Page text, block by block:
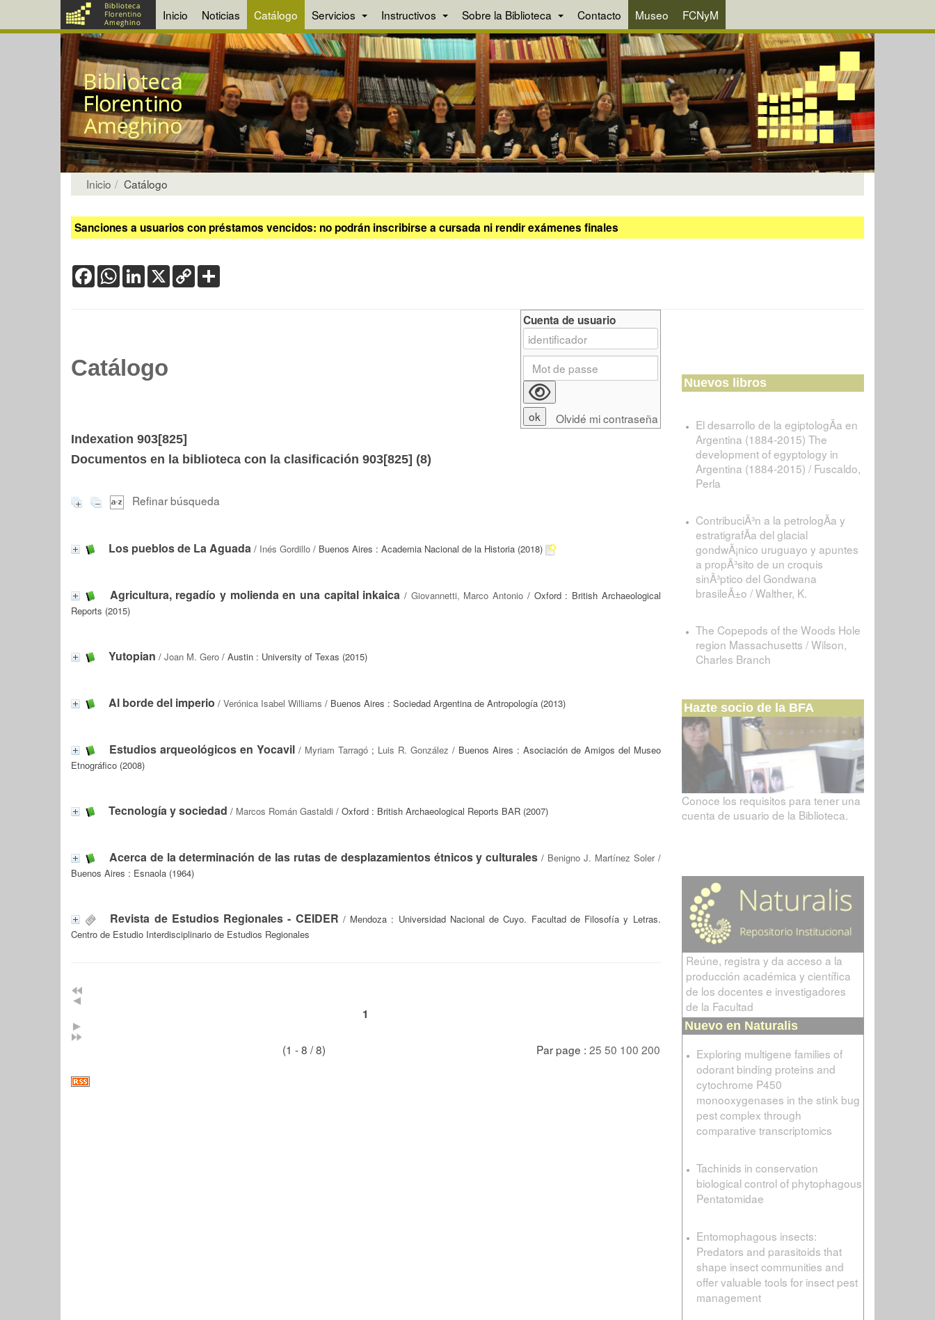
Inicio Noticias Catálogo Servicios Instructivos Sobre la Biblioteca Contacto Museo FCNyM
Inicio Catálogo
Sanciones a usuarios con préstamos vencidos: no podrán inscribirse a cursada ni rendir exámenes finales
FacebookWhatsApp
LinkedIn
X Copy
Link
Catálogo
Indexation 903[825]
Documentos en la biblioteca con la clasificación 903[825] (8)
Refinar búsqueda
Los pueblos de La Aguada / Inés Gordillo / Buenos Aires : Academia Nacional de la Historia (2018)
Agricultura, regadío y molienda en una capital inkaica / Giovannetti, Marco Antonio / Oxford : British Archaeological
Reports (2015)
Yutopian / Joan M. Gero / Austin : University of Texas (2015)
Al borde del imperio / Verónica Isabel Williams / Buenos Aires : Sociedad Argentina de Antropología (2013)
Estudios arqueológicos en Yocavil/ Myriam Tarragó; Luis R. González / Buenos Aires : Asociación de Amigos del Museo
Etnográfico (2008)
Tecnología y sociedad / Marcos Román Gastaldi / Oxford : British Archaeological Reports BAR (2007)
Acerca de la determinación de las rutas de desplazamientos étnicos y culturales / Benigno J. Martínez Soler/
Buenos Aires : Esnaola (1964)
Revista de Estudios Regionales - CEIDER / Mendoza : Universidad Nacional de Cuyo. Facultad de Filosofía y Letras.
Centro de Estudio Interdisciplinario de Estudios Regionales
1
(1 - 8 / 8) Par page : 25 50 100 200
Cuenta de usuario
Olvidé mi contraseña
Nuevos libros
El desarrollo de la egiptologÃ­a en
Argentina (1884-2015) The
development of egyptology in
Argentina (1884-2015) / Fuscaldo,
Perla
ContribuciÃ³n a la petrologÃ­a y
estratigrafÃ­a del glacial
gondwÃ¡nico uruguayo y apuntes
a propÃ³sito de un croquis
sinÃ³ptico del Gondwana
brasileÃ±o / Walther, K.
The Copepods of the Woods Hole
region Massachusetts / Wilson,
Charles Branch
Hazte socio de la BFA
Conoce los requisitos para tener una
cuenta de usuario de la Biblioteca.
Reúne, registra y da acceso a la
producción académica y científica
de los docentes e investigadores
de la Facultad
Nuevo en Naturalis
Exploring multigene families of
odorant binding proteins and
cytochrome P450
monooxygenases in the stink bug
pest complex through
comparative transcriptomics
Tachinids in conservation
biological control of phytophagous
Pentatomidae
Entomophagous insects:
Predators and parasitoids that
shape insect communities and
offer valuable tools for insect pest
management